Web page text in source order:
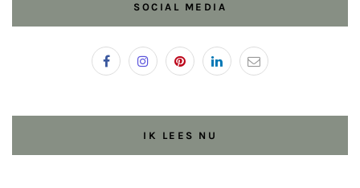
SOCIAL MEDIA
IK LEES NU